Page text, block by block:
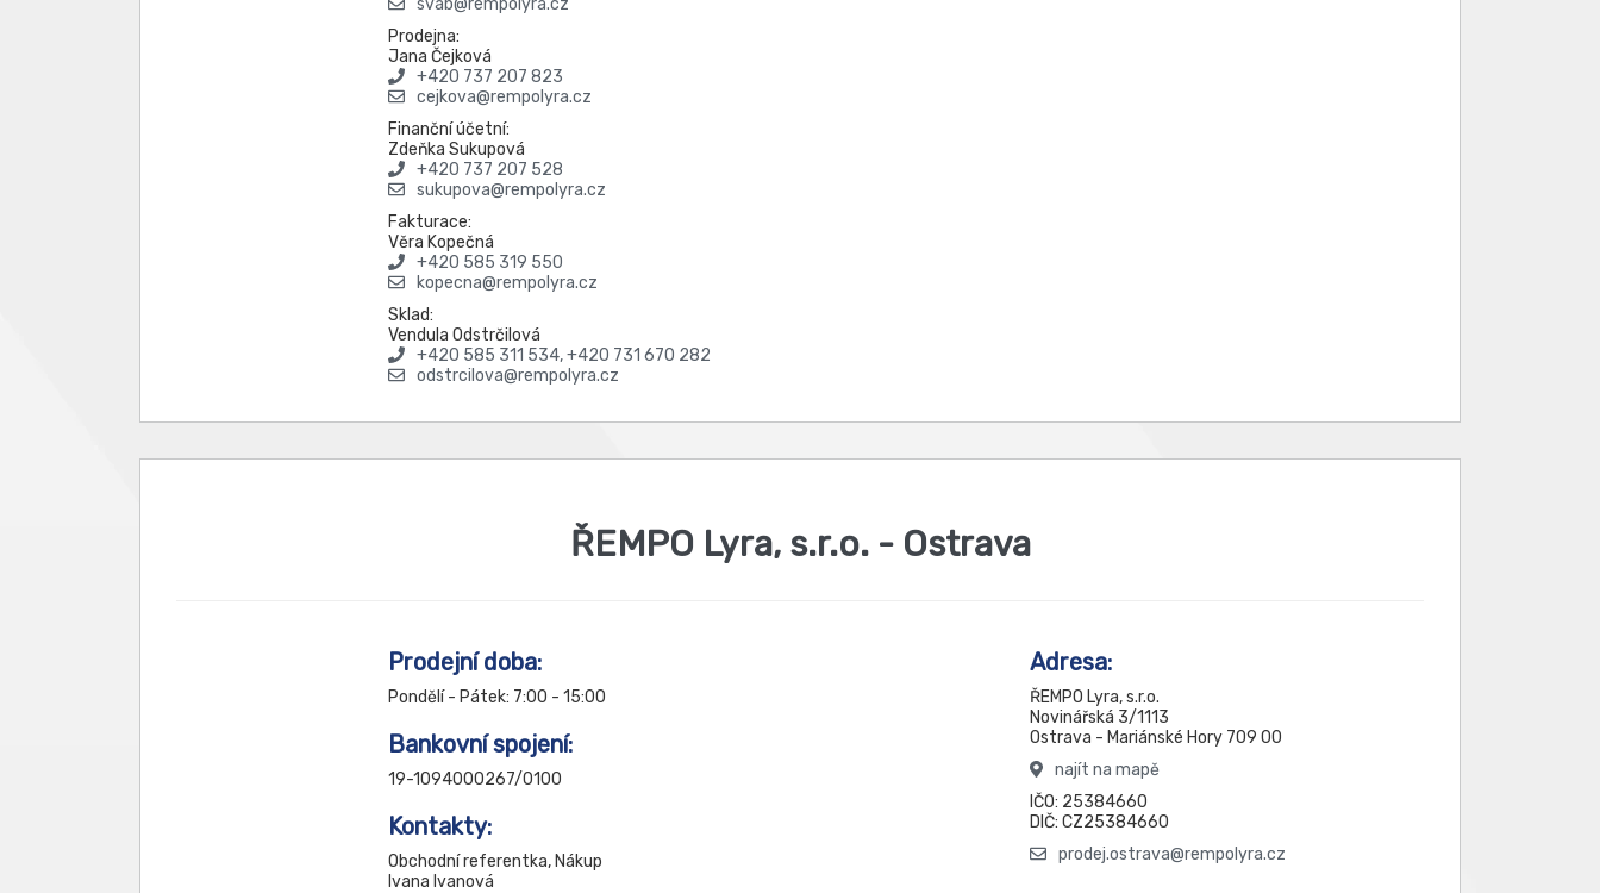
svab@rempolyra.cz
Prodejna:
Jana Čejková
+420 737 207 823
cejkova@rempolyra.cz
Finanční účetní:
Zdeňka Sukupová
+420 737 207 528
sukupova@rempolyra.cz
Fakturace:
Věra Kopečná
+420 585 319 550
kopecna@rempolyra.cz
Sklad:
Vendula Odstrčilová
+420 585 311 534,+420 731 670 282
odstrcilova@rempolyra.cz
ŘEMPO Lyra, s.r.o. - Ostrava
Prodejní doba:
Pondělí - Pátek: 7:00 - 15:00
Bankovní spojení:
19-1094000267/0100
Kontakty:
Obchodní referentka, Nákup
Ivana Ivanová
Adresa:
ŘEMPO Lyra, s.r.o.
Novinářská 3/1113
Ostrava - Mariánské Hory 709 00
najít na mapě
IČO: 25384660
DIČ: CZ25384660
prodej.ostrava@rempolyra.cz